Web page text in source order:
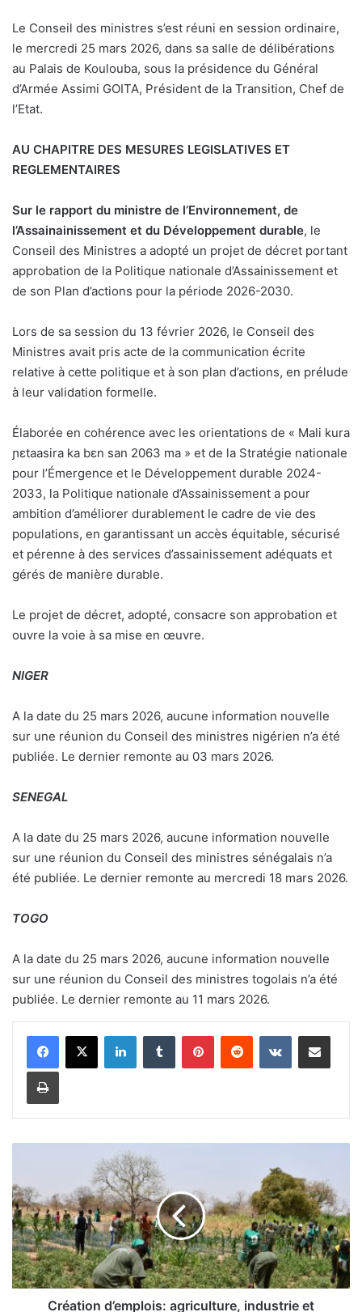
Le Conseil des ministres s’est réuni en session ordinaire,
le mercredi 25 mars 2026, dans sa salle de délibérations
au Palais de Koulouba, sous la présidence du Général
d’Armée Assimi GOITA, Président de la Transition, Chef de
l’Etat.
AU CHAPITRE DES MESURES LEGISLATIVES ET
REGLEMENTAIRES
Sur le rapport du ministre de l’Environnement, de
l’Assainainissement et du Développement durable, le
Conseil des Ministres a adopté un projet de décret portant
approbation de la Politique nationale d’Assainissement et
de son Plan d’actions pour la période 2026-2030.
Lors de sa session du 13 février 2026, le Conseil des
Ministres avait pris acte de la communication écrite
relative à cette politique et à son plan d’actions, en prélude
à leur validation formelle.
Élaborée en cohérence avec les orientations de « Mali kura
ɲɛtaasira ka bɛn san 2063 ma » et de la Stratégie nationale
pour l’Émergence et le Développement durable 2024-
2033, la Politique nationale d’Assainissement a pour
ambition d’améliorer durablement le cadre de vie des
populations, en garantissant un accès équitable, sécurisé
et pérenne à des services d’assainissement adéquats et
gérés de manière durable.
Le projet de décret, adopté, consacre son approbation et
ouvre la voie à sa mise en œuvre.
NIGER
A la date du 25 mars 2026, aucune information nouvelle
sur une réunion du Conseil des ministres nigérien n’a été
publiée. Le dernier remonte au 03 mars 2026.
SENEGAL
A la date du 25 mars 2026, aucune information nouvelle
sur une réunion du Conseil des ministres sénégalais n’a
été publiée. Le dernier remonte au mercredi 18 mars 2026.
TOGO
A la date du 25 mars 2026, aucune information nouvelle
sur une réunion du Conseil des ministres togolais n’a été
publiée. Le dernier remonte au 11 mars 2026.
é
a
t
i
o
n
d
Création d’emplois: agriculture, industrie et